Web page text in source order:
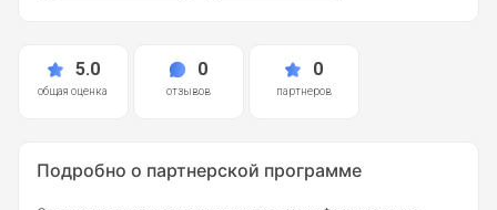
5.0
общая оценка
0
отзывов
0
партнеров
Подробно о партнерской программе